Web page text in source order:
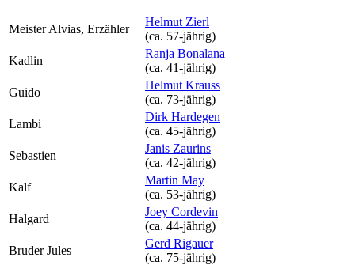
Meister Alvias, Erzähler
Helmut Zierl
(ca. 57‑jährig)
Kadlin
Ranja Bonalana
(ca. 41‑jährig)
Guido
Helmut Krauss
(ca. 73‑jährig)
Lambi
Dirk Hardegen
(ca. 45‑jährig)
Sebastien
Janis Zaurins
(ca. 42‑jährig)
Kalf
Martin May
(ca. 53‑jährig)
Halgard
Joey Cordevin
(ca. 44‑jährig)
Bruder Jules
Gerd Rigauer
(ca. 75‑jährig)